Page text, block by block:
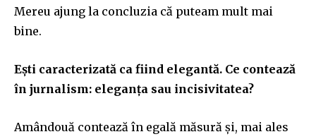
Mereu ajung la concluzia că puteam mult mai
bine.
Ești caracterizată ca fiind elegantă. Ce contează
în jurnalism: eleganța sau incisivitatea?
Amândouă contează în egală măsură și, mai ales